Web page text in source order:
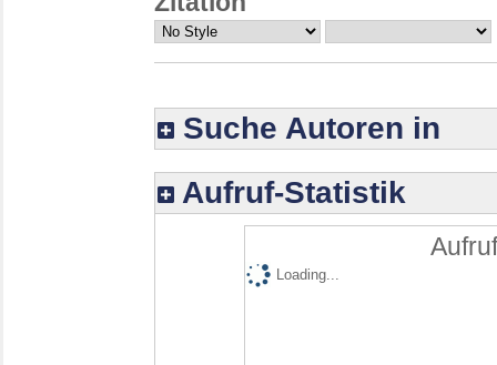
Suche Autoren in
Aufruf-Statistik
Loading...